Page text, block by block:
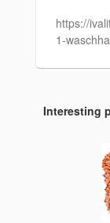
https://
1-
Interesting